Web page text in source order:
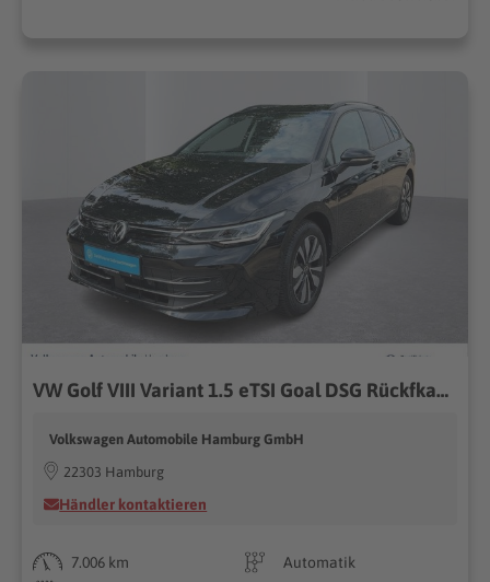
VW Golf VIII Variant 1.5 eTSI Goal DSG Rückfkamera LED
Volkswagen Automobile Hamburg GmbH
22303 Hamburg
Händler kontaktieren
7.006 km
Automatik